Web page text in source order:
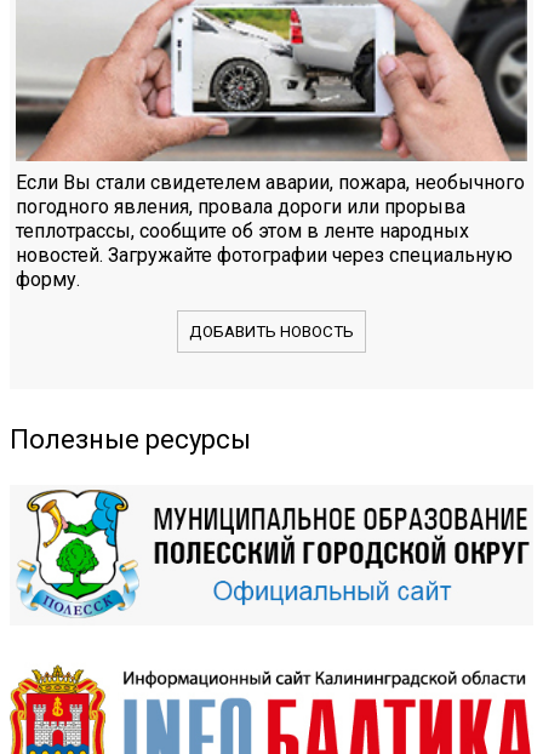
Если Вы стали свидетелем аварии, пожара, необычного
погодного явления, провала дороги или прорыва
теплотрассы, сообщите об этом в ленте народных
новостей. Загружайте фотографии через специальную
форму.
ДОБАВИТЬ НОВОСТЬ
Полезные ресурсы